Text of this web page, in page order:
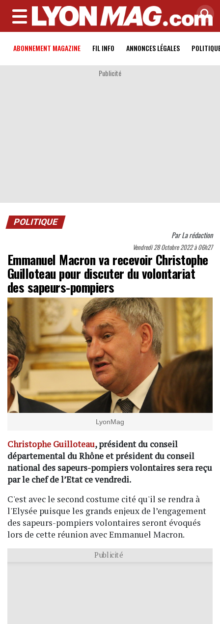
MENU
ABONNEMENT MAGAZINE FIL INFO ANNONCES LÉGALES
Publicité
POLITIQUE
ParLa rédaction
Vendredi 28 Octobre 2022 à 06h27
Emmanuel Macron va recevoir Christophe
Guilloteau pour discuter du volontariat
des sapeurs-pompiers
LyonMag
Christophe Guilloteau, président du conseil
départemental du Rhône et président du conseil
national des sapeurs-pompiers volontaires sera reçu
par le chef de l’Etat ce vendredi.
C'est avec le second costume cité qu'il se rendra à
l'Elysée puisque les grands enjeux de l’engagement
des sapeurs-pompiers volontaires seront évoqués
lors de cette réunion avec Emmanuel Macron.
Publicité